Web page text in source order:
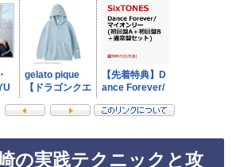
の実践テクニックと攻